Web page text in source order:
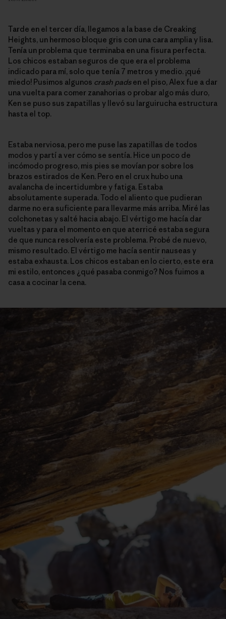
Tarde en el tercer día, llegamos a la base de Creaking
Heights, un hermoso bloque gris con una cara amplia y lisa.
Tenía un problema que terminaba en una fisura perfecta.
Los chicos estaban seguros de que era el problema
indicado para mí, solo que tenía 7 metros y medio. ¡qué
miedo! Pusimos algunos crash padsen el piso, Alex fue a dar
una vuelta para comer zanahorias o probar algo más duro,
Ken se puso sus zapatillas y llevó su larguirucha estructura
hasta el top.
Estaba nerviosa, pero me puse las zapatillas de todos
modos y partí a ver cómo se sentía. Hice un poco de
incómodo progreso, mis pies se movían por sobre los
brazos estirados de Ken. Pero en el crux hubo una
avalancha de incertidumbre y fatiga. Estaba
absolutamente superada. Todo el aliento que pudieran
darme no era suficiente para llevarme más arriba. Miré las
colchonetas y salté hacia abajo. El vértigo me hacía dar
vueltas y para el momento en que aterricé estaba segura
de que nunca resolvería este problema. Probé de nuevo,
mismo resultado. El vértigo me hacía sentir nauseas y
estaba exhausta. Los chicos estaban en lo cierto, este era
mi estilo, entonces ¿qué pasaba conmigo? Nos fuimos a
casa a cocinar la cena.